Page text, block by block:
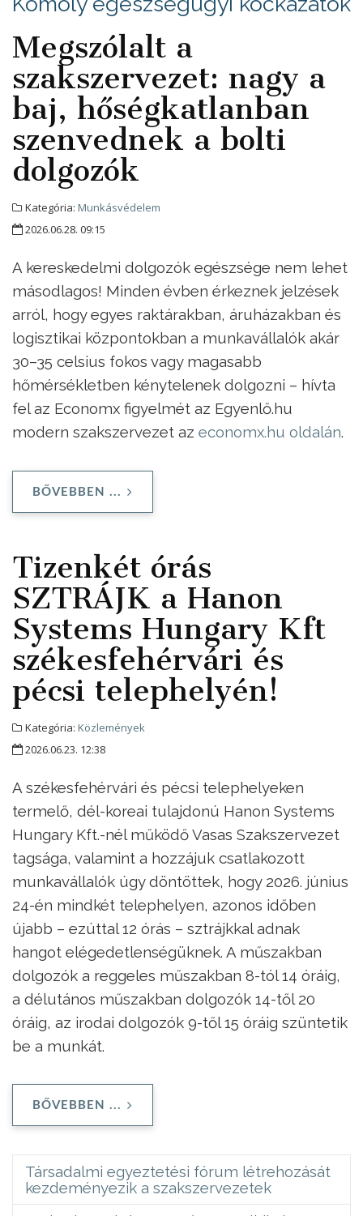
Megszólalt a
szakszervezet: nagy a
baj, hőségkatlanban
szenvednek a bolti
dolgozók
Kategória: Munkásvédelem
2026.06.28. 09:15
A kereskedelmi dolgozók egészsége nem lehet
másodlagos! Minden évben érkeznek jelzések
arról, hogy egyes raktárakban, áruházakban és
logisztikai központokban a munkavállalók akár
30–35 celsius fokos vagy magasabb
hőmérsékletben kénytelenek dolgozni – hívta
fel az Economx figyelmét az Egyenlő.hu
modern szakszervezet az economx.hu oldalán.
BŐVEBBEN ...
Tizenkét órás
SZTRÁJK a Hanon
Systems Hungary Kft
székesfehérvári és
pécsi telephelyén!
Kategória: Közlemények
2026.06.23. 12:38
A székesfehérvári és pécsi telephelyeken
termelő, dél-koreai tulajdonú Hanon Systems
Hungary Kft.-nél működő Vasas Szakszervezet
tagsága, valamint a hozzájuk csatlakozott
munkavállalók úgy döntöttek, hogy 2026. június
24-én mindkét telephelyen, azonos időben
újabb – ezúttal 12 órás – sztrájkkal adnak
hangot elégedetlenségüknek. A műszakban
dolgozók a reggeles műszakban 8-tól 14 óráig,
a délutános műszakban dolgozók 14-től 20
óráig, az irodai dolgozók 9-től 15 óráig szüntetik
be a munkát.
BŐVEBBEN ...
Társadalmi egyeztetési fórum létrehozását
kezdeményezik a szakszervezetek